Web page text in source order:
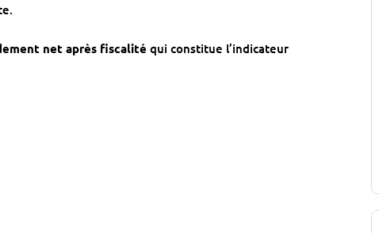
net après fiscalité qui constitue l’indicateur